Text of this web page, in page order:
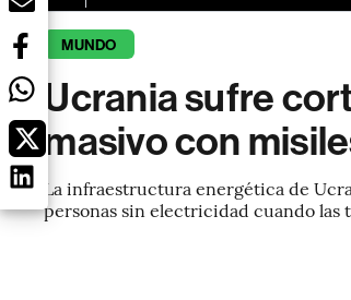
MUNDO
Ucrania sufre
masivo con
La infraestructura energética de
personas sin electricidad cuando las